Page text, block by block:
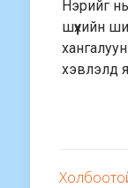
Нэрийг
шүүхийн
хэвлэлд